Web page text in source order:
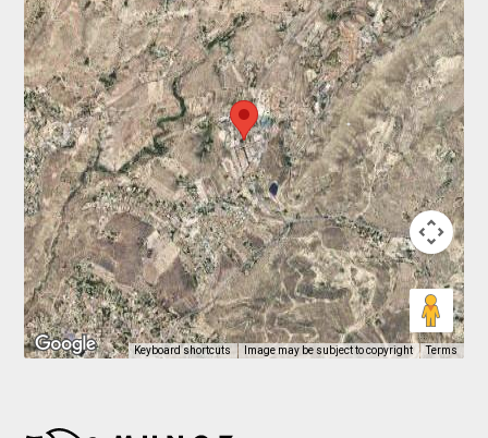
Keyboard shortcuts Image may be subject to copyright Terms